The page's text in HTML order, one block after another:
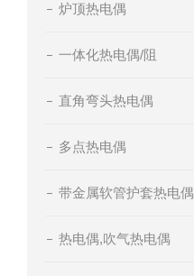
炉顶热电偶
一体化热电偶/阻
直角弯头热电偶
多点热电偶
带金属软管护套热电偶
热电偶,吹气热电偶